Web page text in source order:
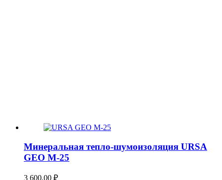
Минеральная тепло-шумоизоляция URSA
GEO М-25
3 600,00 ₽